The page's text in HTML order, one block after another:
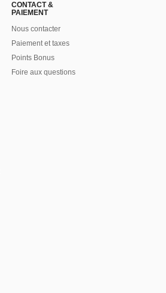
CONTACT &
PAIEMENT
Nous contacter
Paiement et taxes
Points Bonus
Foire aux questions